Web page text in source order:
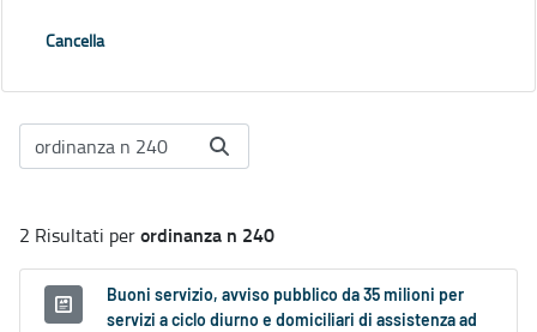
Cancella
2 Risultati perordinanza n 240
Buoni servizio, avviso pubblico da 35 milioni per
servizi a ciclo diurno e domiciliari di assistenza ad